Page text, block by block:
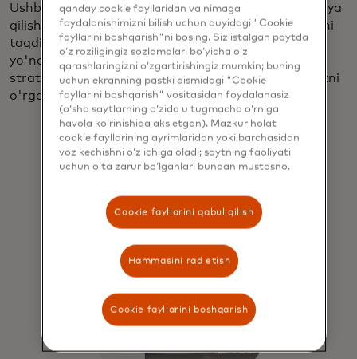
Ushbu nufuzli auditoriya moslashishga va innovatsiya
qilishga tayyor brendlar uchun mislsiz imkoniyatlarni
taqdim etadi. Boy bozorni mazmunli va kelajakka
yo'naltirilgan usullar bilan jalb qilishning amaliy
strategiyalarini topish uchun bizning topilmalarimizni
o'rganib chiqing.
qanday cookie fayllaridan va nimaga
foydalanishimizni bilish uchun quyidagi "Cookie
fayllarini boshqarish"ni bosing. Siz istalgan paytda
o‘z roziligingiz sozlamalari bo‘yicha o‘z
qarashlaringizni o‘zgartirishingiz mumkin; buning
uchun ekranning pastki qismidagi "Cookie
fayllarini boshqarish" vositasidan foydalanasiz
(o‘sha saytlarning o‘zida u tugmacha o‘rniga
havola ko‘rinishida aks etgan). Mazkur holat
cookie fayllarining ayrimlaridan yoki barchasidan
voz kechishni o‘z ichiga oladi; saytning faoliyati
uchun o‘ta zarur bo‘lganlari bundan mustasno.
Cookie fayllarini qabul qilish
Hammasini rad etish
Cookie fayllarini boshqarish